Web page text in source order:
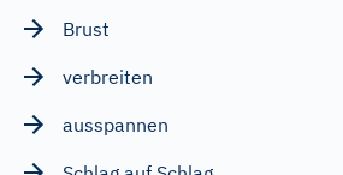
Brust
verbreiten
ausspannen